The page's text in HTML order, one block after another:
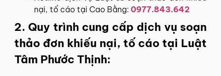
nại, tố cáo tại Cao Bằng: 0977.843.642
2. Quy trình cung cấp dịch vụ soạn
thảo đơn khiếu nại, tố cáo tại Luật
Tâm Phước Thịnh: